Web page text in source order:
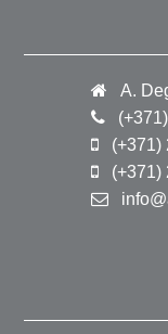
A.
(+371)
(+371)